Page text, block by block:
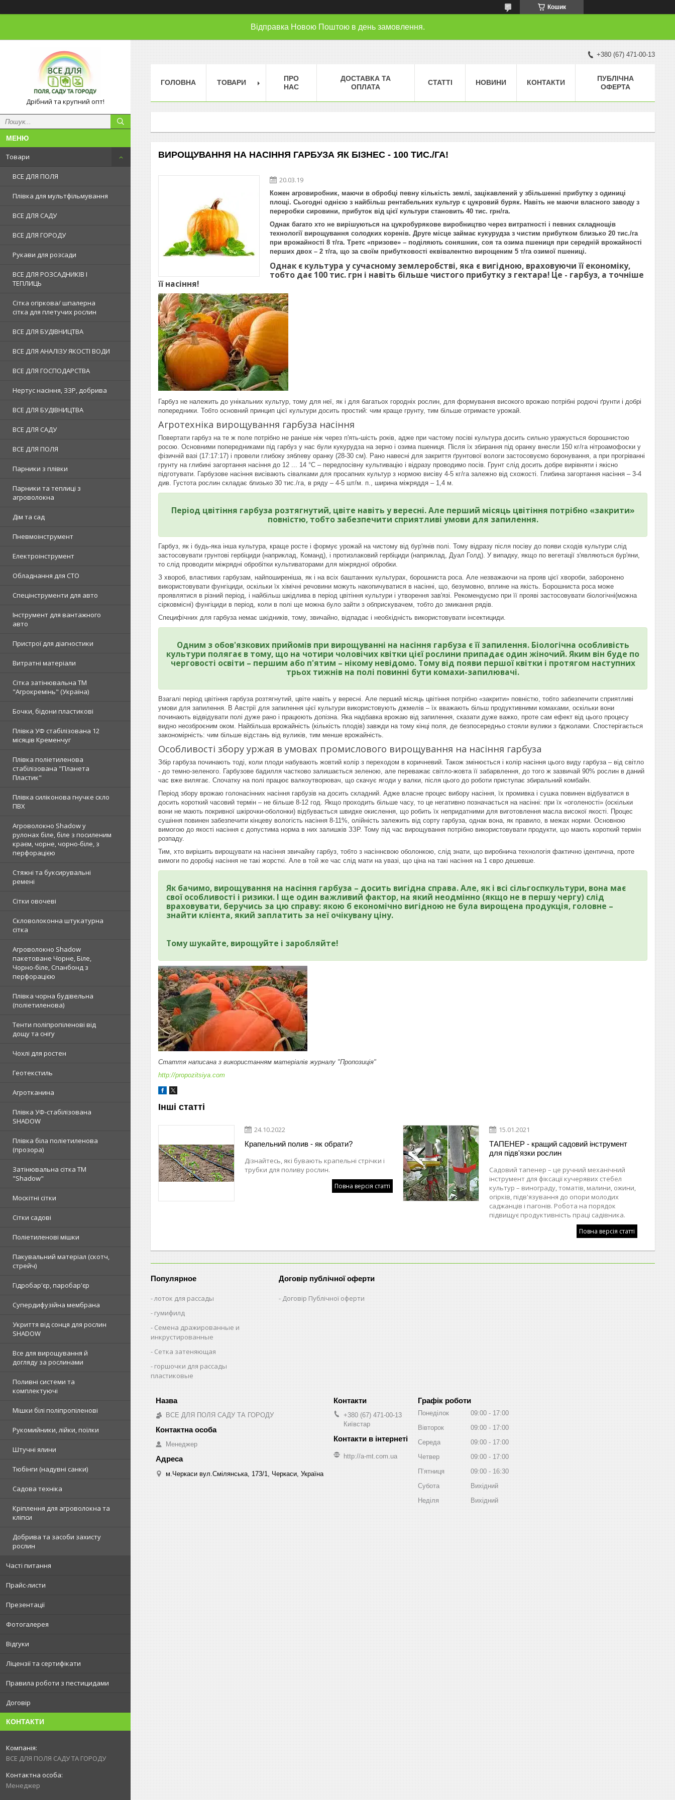
Кошик
Відправка Новою Поштою в день замовлення.
Дрібний та крупний опт!
Товари
ВСЕ ДЛЯ ПОЛЯ
Плівка для мультфільмування
ВСЕ ДЛЯ САДУ
ВСЕ ДЛЯ ГОРОДУ
Рукави для розсади
ВСЕ ДЛЯ РОЗСАДНИКІВ І
ТЕПЛИЦЬ
Сітка огіркова/ шпалерна
сітка для плетучих рослин
ВСЕ ДЛЯ БУДІВНИЦТВА
ВСЕ ДЛЯ АНАЛІЗУ ЯКОСТІ ВОДИ
ВСЕ ДЛЯ ГОСПОДАРСТВА
Нертус насіння, ЗЗР, добрива
ВСЕ ДЛЯ БУДІВНИЦТВА
ВСЕ ДЛЯ САДУ
ВСЕ ДЛЯ ПОЛЯ
Парники з плівки
Парники та теплиці з
агроволокна
Дім та сад
Пневмоінструмент
Електроінструмент
Обладнання для СТО
Спецінструменти для авто
Інструмент для вантажного
авто
Пристрої для діагностики
Витратні матеріали
Сітка затінювальна ТМ
"Агрокремінь" (Україна)
Бочки, бідони пластикові
Плівка УФ стабілізована 12
місяців Кременчуг
Плівка поліетиленова
стабілізована "Планета
Пластик"
Плівка силіконова гнучке скло
ПВХ
Агроволокно Shadow у
рулонах біле, біле з посиленим
краєм, чорне, чорно-біле, з
перфорацією
Стяжні та буксирувальні
ремені
Сітки овочеві
Скловолоконна штукатурна
сітка
Агроволокно Shadow
пакетоване Чорне, Біле,
Чорно-біле, Спанбонд з
перфорацією
Плівка чорна будівельна
(поліетиленова)
Тенти поліпропіленові від
дощу та снігу
Чохлі для ростен
Геотекстиль
Агротканина
Плівка УФ-стабілізована
SHADOW
Плівка біла поліетиленова
(прозора)
Затінювальна сітка ТМ
"Shadow"
Москітні сітки
Сітки садові
Поліетиленові мішки
Пакувальний матеріал (скотч,
стрейч)
Гідробар'єр, паробар'єр
Супердифузійна мембрана
Укриття від сонця для рослин
SHADOW
Все для вирощування й
догляду за рослинами
Поливні системи та
комплектуючі
Мішки білі поліпропіленові
Рукомийники, лійки, поїлки
Штучні ялини
Тюбінги (надувні санки)
Садова техніка
Кріплення для агроволокна та
кліпси
Добрива та засоби захисту
рослин
Часті питання
Прайс-листи
Презентації
Фотогалерея
Відгуки
Ліцензії та сертифікати
Правила роботи з пестицидами
Договір
КОНТАКТИ
ВСЕ ДЛЯ ПОЛЯ САДУ ТА ГОРОДУ
Менеджер
+380 (67) 471-00-13
ГОЛОВНА ТОВАРИ
ПРО
НАС
ДОСТАВКА ТА
ОПЛАТА
СТАТТІ НОВИНИ КОНТАКТИ
ПУБЛІЧНА
ОФЕРТА
ВИРОЩУВАННЯ НА НАСІННЯ ГАРБУЗА ЯК БІЗНЕС - 100 ТИС./ГА!
20.03.19
Кожен агровиробник, маючи в обробці певну кількість землі, зацікавлений у збільшенні прибутку з одиниці
площі. Сьогодні однією з найбільш рентабельних культур є цукровий буряк. Навіть не маючи власного заводу з
переробки сировини, прибуток від цієї культури становить 40 тис. грн/га.
Однак багато хто не вирішуються на цукробурякове виробництво через витратності і певних складнощів
технології вирощування солодких коренів. Друге місце займає кукурудза з чистим прибутком близько 20 тис./га
при врожайності 8 т/га. Третє «призове» – поділяють соняшник, соя та озима пшениця при середній врожайності
перших двох – 2 т/га, що за своїм прибутковості еквівалентно вирощеним 5 т/га озимої пшениці.
Однак є культура у сучасному землеробстві, яка є вигідною, враховуючи її економіку,
тобто дає 100 тис. грн і навіть більше чистого прибутку з гектара! Це - гарбуз, а точніше
її насіння!
Гарбуз не належить до унікальних культур, тому для неї, як і для багатьох городніх рослин, для формування високого врожаю потрібні родючі ґрунти і добрі
попередники. Тобто основний принцип цієї культури досить простий: чим краще грунту, тим більше отримаєте урожай.
Агротехніка вирощування гарбуза насіння
Повертати гарбуз на те ж поле потрібно не раніше ніж через п'ять-шість років, адже при частому посіві культура досить сильно уражується борошнистою
росою. Основними попередниками під гарбуз у нас були кукурудза на зерно і озима пшениця. Після їх збирання під оранку внесли 150 кг/га нітроамофоски у
фізичній вазі (17:17:17) і провели глибоку зяблеву оранку (28-30 см). Рано навесні для закриття ґрунтової вологи застосовуємо боронування, а при прогріванні
грунту на глибині загортання насіння до 12 ... 14 °С – передпосівну культивацію і відразу проводимо посів. Грунт слід досить добре вирівняти і якісно
підготувати. Гарбузове насіння висівають сівалками для просапних культур з нормою висіву 4-5 кг/га залежно від схожості. Глибина загортання насіння – 3-4
див. Густота рослин складає близько 30 тис./га, в ряду – 4-5 шт/м. п., ширина міжряддя – 1,4 м.
Період цвітіння гарбуза розтягнутий, цвіте навіть у вересні. Але перший місяць цвітіння потрібно «закрити»
повністю, тобто забезпечити сприятливі умови для запилення.
Гарбуз, як і будь-яка інша культура, краще росте і формує урожай на чистому від бур'янів полі. Тому відразу після посіву до появи сходів культури слід
застосовувати грунтові гербіциди (наприклад, Команд), і протизлаковий гербіциди (наприклад, Дуал Голд). У випадку, якщо по вегетації з'являються бур'яни,
то слід проводити міжрядні обробітки культиваторами для міжрядної обробки.
З хвороб, властивих гарбузам, найпоширеніша, як і на всіх баштанних культурах, борошниста роса. Але незважаючи на прояв цієї хвороби, заборонено
використовувати фунгіциди, оскільки їх хімічні речовини можуть накопичуватися в насінні, що, безумовно, вплине на якість. Борошниста роса може
проявлятися в різний період, і найбільш шкідлива в період цвітіння культури і утворення зав'язі. Рекомендуємо при її прояві застосовувати біологічні(можна
сірковмісні) фунгіциди в період, коли в полі ще можна було зайти з обприскувачем, тобто до змикання рядів.
Специфічних для гарбуза немає шкідників, тому, звичайно, відпадає і необхідність використовувати інсектициди.
Одним з обов'язкових прийомів при вирощуванні на насіння гарбуза є її запилення. Біологічна особливість
культури полягає в тому, що на чотири чоловічих квітки цієї рослини припадає один жіночий. Яким він буде по
черговості освіти – першим або п'ятим – нікому невідомо. Тому від появи першої квітки і протягом наступних
трьох тижнів на полі повинні бути комахи-запилювачі.
Взагалі період цвітіння гарбуза розтягнутий, цвіте навіть у вересні. Але перший місяць цвітіння потрібно «закрити» повністю, тобто забезпечити сприятливі
умови для запилення. В Австрії для запилення цієї культури використовують джмелів – їх вважають більш продуктивними комахами, оскільки вони
починають відвідувати полі дуже рано і працюють допізна. Яка надбавка врожаю від запилення, сказати дуже важко, проте сам ефект від цього процесу
видно неозброєним оком. Найбільша врожайність (кількість плодів) завжди на тому кінці поля, де безпосередньо стояли вулики з бджолами. Спостерігається
закономірність: чим більше відстань від вуликів, тим менше врожайність.
Особливості збору уржая в умовах промислового вирощування на насіння гарбуза
Збір гарбуза починають тоді, коли плоди набувають жовтий колір з переходом в коричневий. Також змінюється і колір насіння цього виду гарбуза – від світло
- до темно-зеленого. Гарбузове бадилля частково залишається зеленою, але переважає світло-жовта її забарвлення, до того ж зазвичай 90% рослин в даний
час вже вилягає. Спочатку на полі працює валкоутворювач, що скачує ягоди у валки, після цього до роботи приступає збиральний комбайн.
Період збору врожаю голонасінних насіння гарбузів на досить складний. Адже власне процес вибору насіння, їх промивка і сушка повинен відбуватися в
досить короткий часовий термін – не більше 8-12 год. Якщо проходить більше часу, то це негативно позначається на насінні: при їх «оголеності» (оскільки
вони не мають покривної шкірочки-оболонки) відбувається швидке окислення, що робить їх непридатними для виготовлення масла високої якості. Процес
сушіння повинен забезпечити кінцеву вологість насіння 8-11%, олійність залежить від сорту гарбуза, однак вона, як правило, в межах норми. Основною
вимогою до якості насіння є допустима норма в них залишків ЗЗР. Тому під час вирощування потрібно використовувати продукти, що мають короткий термін
розпаду.
Тим, хто вирішить вирощувати на насіння звичайну гарбуз, тобто з насіннєвою оболонкою, слід знати, що виробнича технологія фактично ідентична, проте
вимоги по доробці насіння не такі жорсткі. Але в той же час слід мати на увазі, що ціна на такі насіння на 1 євро дешевше.
Як бачимо, вирощування на насіння гарбуза – досить вигідна справа. Але, як і всі сільгоспкультури, вона має
свої особливості і ризики. І ще один важливий фактор, на який неодмінно (якщо не в першу чергу) слід
враховувати, беручись за цю справу: якою б економічно вигідною не була вирощена продукція, головне –
знайти клієнта, який заплатить за неї очікувану ціну.
Тому шукайте, вирощуйте і заробляйте!
Стаття написана з використанням матеріалів журналу "Пропозиція"
http://propozitsiya.com
Інші статті
24.10.2022
Крапельний полив - як обрати?
Дізнайтесь, які бувають крапельні стрічки і
трубки для поливу рослин.
Повна версія статті
15.01.2021
ТАПЕНЕР - кращий садовий інструмент
для підв'язки рослин
Садовий тапенер – це ручний механічний
інструмент для фіксації кучерявих стебел
культур – винограду, томатів, малини, ожини,
огірків, підв'язування до опори молодих
саджанців і пагонів. Робота на порядок
підвищує продуктивність праці садівника.
Повна версія статті
Популярное
лоток для рассады
гумифилд
Семена дражированные и
инкрустированные
Сетка затеняющая
горшочки для рассады
пластиковые
Договір публічної оферти
Договір Публічної оферти
ВСЕ ДЛЯ ПОЛЯ САДУ ТА ГОРОДУ
Менеджер
м.Черкаси вул.Смілянська, 173/1, Черкаси, Україна
+380 (67) 471-00-13
Київстар
http://a-mt.com.ua
Графік роботи
Понеділок 09:00
17:00
Вівторок
09:00
17:00
Середа
09:00
17:00
Четвер
09:00
17:00
Пʼятниця
09:00
16:30
Субота
Вихідний
Неділя
Вихідний